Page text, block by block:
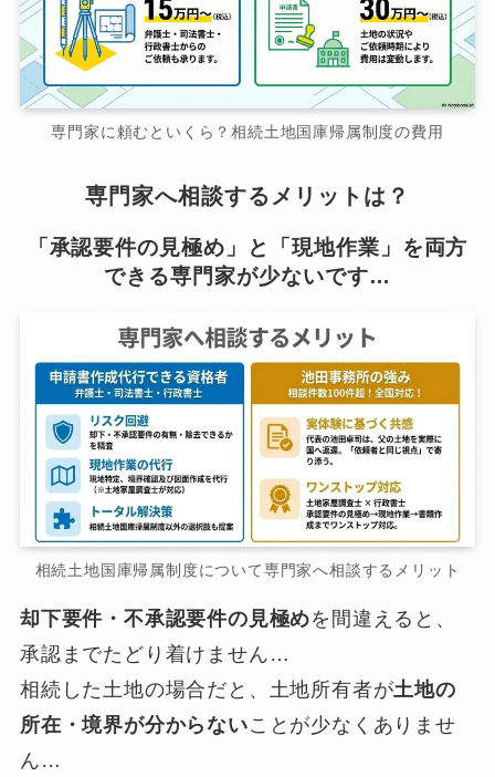
専門家に頼むといくら？相続土地国庫帰属制度の費用
専門家へ相談するメリットは？
「承認要件の見極め」と「現地作業」を両方
できる専門家が少ないです…
相続土地国庫帰属制度について専門家へ相談するメリット
却下要件・不承認要件の見極めを間違えると、
承認までたどり着けません…
相続した土地の場合だと、土地所有者が土地の
所在・境界が分からないことが少なくありませ
ん…